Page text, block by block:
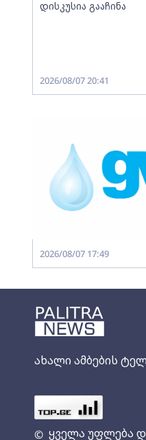
ახალი ამბების
© ყველა უფლება
დისკუსია გააჩინა
2026/08/07 20:41
2026/08/07 17:49